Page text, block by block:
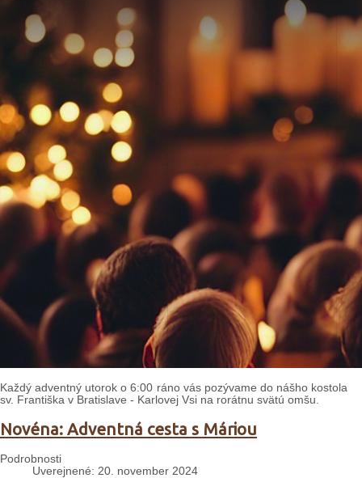
Každý adventný utorok o 6:00 ráno vás pozývame do nášho kostola
sv. Františka v Bratislave - Karlovej Vsi na rorátnu svätú omšu.
Novéna: Adventná cesta s Máriou
Podrobnosti
Uverejnené: 20. november 2024